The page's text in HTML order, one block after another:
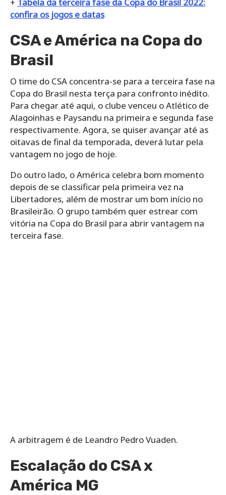
confira os jogos e datas
CSA e América na Copa do
Brasil
O time do CSA concentra-se para a terceira fase na
Copa do Brasil nesta terça para confronto inédito.
Para chegar até aqui, o clube venceu o Atlético de
Alagoinhas e Paysandu na primeira e segunda fase
respectivamente. Agora, se quiser avançar até as
oitavas de final da temporada, deverá lutar pela
vantagem no jogo de hoje.
Do outro lado, o América celebra bom momento
depois de se classificar pela primeira vez na
Libertadores, além de mostrar um bom início no
Brasileirão. O grupo também quer estrear com
vitória na Copa do Brasil para abrir vantagem na
terceira fase.
A arbitragem é de Leandro Pedro Vuaden.
Escalação do CSA x
América MG